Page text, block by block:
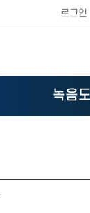
로그인
녹음